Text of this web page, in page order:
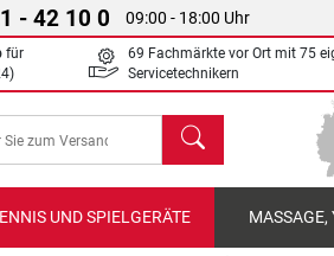
- 42 10 0 09:00 - 18:00 Uhr
für
69 Fachmärkte vor Ort mit 75
Servicetechnikern
Suchen
UND SPIELGERÄTE MASSAGE,